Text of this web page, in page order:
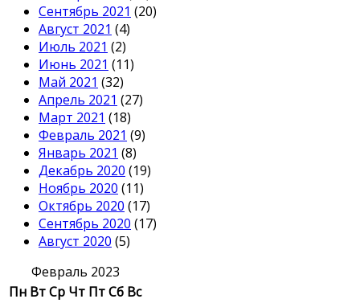
Сентябрь 2021 (20)
Август 2021 (4)
Июль 2021 (2)
Июнь 2021 (11)
Май 2021 (32)
Апрель 2021 (27)
Март 2021 (18)
Февраль 2021 (9)
Январь 2021 (8)
Декабрь 2020 (19)
Ноябрь 2020 (11)
Октябрь 2020 (17)
Сентябрь 2020 (17)
Август 2020 (5)
Февраль 2023
Пн ВтСр Чт ПтСб Вс